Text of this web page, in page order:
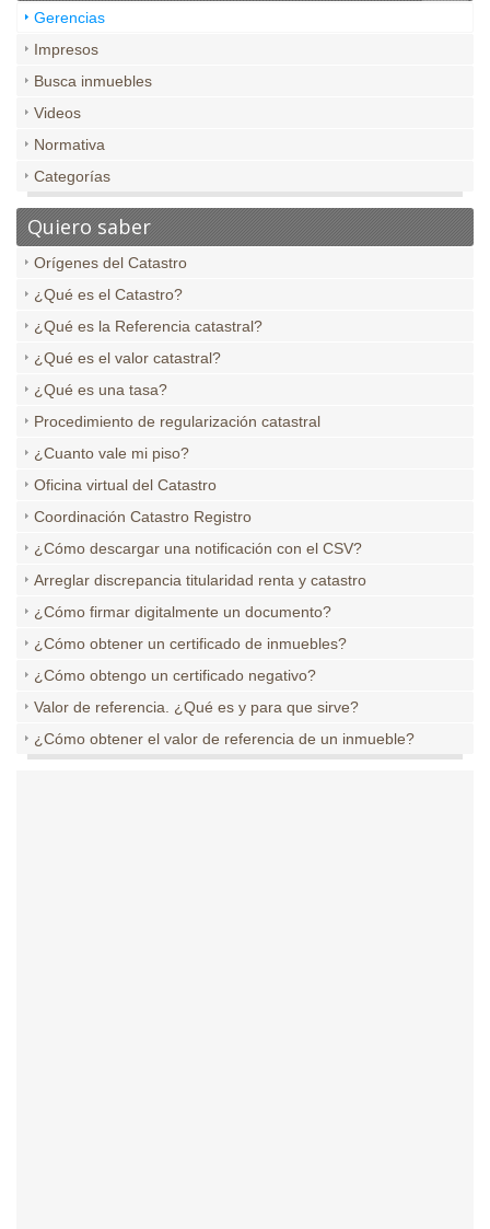
Gerencias
Impresos
Busca inmuebles
Videos
Normativa
Categorías
Quiero saber
Orígenes del Catastro
¿Qué es el Catastro?
¿Qué es la Referencia catastral?
¿Qué es el valor catastral?
¿Qué es una tasa?
Procedimiento de regularización catastral
¿Cuanto vale mi piso?
Oficina virtual del Catastro
Coordinación Catastro Registro
¿Cómo descargar una notificación con el CSV?
Arreglar discrepancia titularidad renta y catastro
¿Cómo firmar digitalmente un documento?
¿Cómo obtener un certificado de inmuebles?
¿Cómo obtengo un certificado negativo?
Valor de referencia. ¿Qué es y para que sirve?
¿Cómo obtener el valor de referencia de un inmueble?